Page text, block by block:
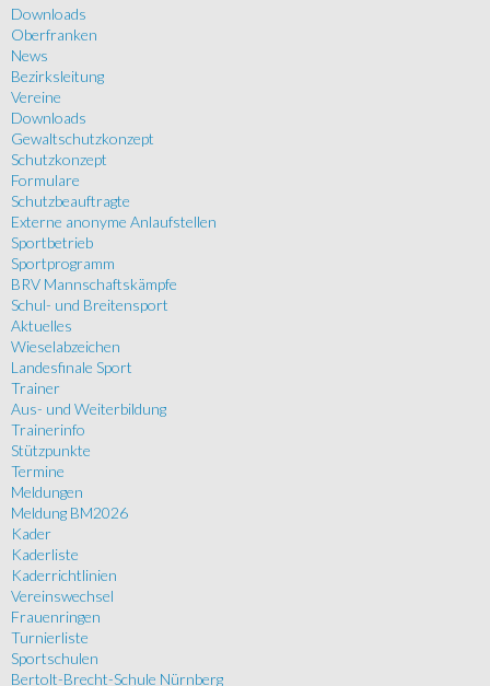
Downloads
Oberfranken
News
Bezirksleitung
Vereine
Downloads
Gewaltschutzkonzept
Schutzkonzept
Formulare
Schutzbeauftragte
Externe anonyme Anlaufstellen
Sportbetrieb
Sportprogramm
BRV Mannschaftskämpfe
Schul- und Breitensport
Aktuelles
Wieselabzeichen
Landesfinale Sport
Trainer
Aus- und Weiterbildung
Trainerinfo
Stützpunkte
Termine
Meldungen
Meldung BM2026
Kader
Kaderliste
Kaderrichtlinien
Vereinswechsel
Frauenringen
Turnierliste
Sportschulen
Bertolt-Brecht-Schule Nürnberg